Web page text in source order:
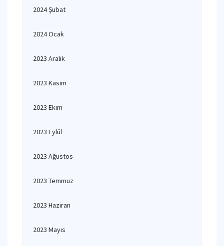
2024 Şubat
2024 Ocak
2023 Aralık
2023 Kasım
2023 Ekim
2023 Eylül
2023 Ağustos
2023 Temmuz
2023 Haziran
2023 Mayıs